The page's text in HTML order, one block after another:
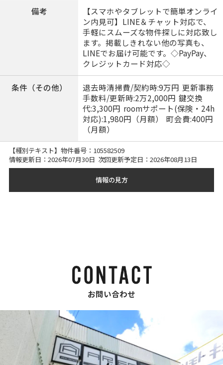
備考
【スマホやタブレットで簡単オンライ
ン内見可】LINE＆チャット対応で、
手軽にスムーズな物件探しに対応致し
ます。掲載しきれない他の写真も、
LINEでお届け可能です。◇PayPay、
クレジットカード対応◇
条件（その他）
退去時清掃費/契約時:9万円 更新事務
手数料/更新時:2万2,000円 鍵交換
代:3,300円 roomサポート(保険・24h
対応):1,980円（月額） 町会費:400円
（月額）
【種別テキスト】物件番号： 105582509
情報更新日：2026年07月30日 次回更新予定日：2026年08月13日
情報の見方
お問い合わせ